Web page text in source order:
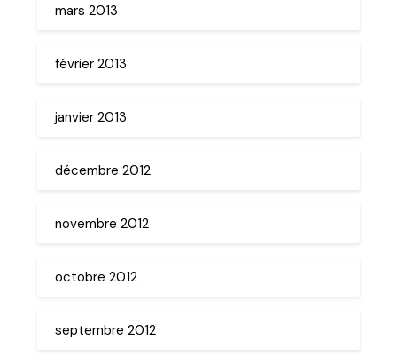
mars 2013
février 2013
janvier 2013
décembre 2012
novembre 2012
octobre 2012
septembre 2012